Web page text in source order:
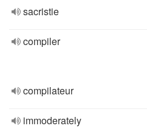
sacristie
compiler
compilateur
immoderately